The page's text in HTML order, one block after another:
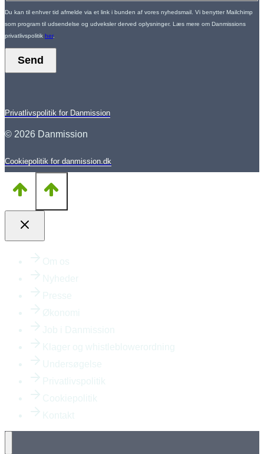
Du kan til enhver tid afmelde via et link i bunden af vores nyhedsmail. Vi benytter Mailchimp
som program til udsendelse og udveksler derved oplysninger. Læs mere om Danmissions
privatlivspolitik her.
Send
Privatlivspolitik for Danmission
© 2026 Danmission
Cookiepolitik for danmission.dk